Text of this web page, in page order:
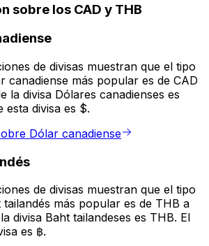
sobre los CAD y THB
de divisas muestran que el tipo
canadiense más popular es de CAD
la divisa Dólares canadienses es
esta divisa es $.
Dólar canadiense
de divisas muestran que el tipo
más popular es de THB a
divisa Baht tailandeses es THB. El
es ฿.